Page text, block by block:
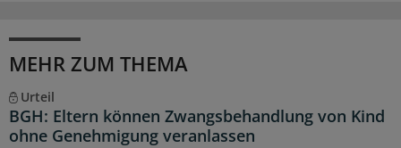
MEHR ZUM THEMA
Urteil
BGH: Eltern können Zwangsbehandlung von Kind
ohne Genehmigung veranlassen